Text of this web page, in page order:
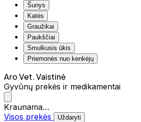
Šunys
Katės
Graužikai
Paukščiai
Smulkusis ūkis
Priemonės nuo kenkėjų
Aro Vet. Vaistinė
Gyvūnų prekės ir medikamentai
Kraunama…
Visos prekės
Uždaryti